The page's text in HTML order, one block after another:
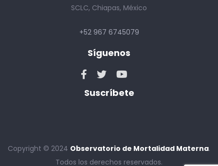
SCLC, Chiapas, México
+52 967 6745079
Síguenos
Suscríbete
Copyright © 2024 Observatorio de Mortalidad Materna.
Todos los derechos reservados.